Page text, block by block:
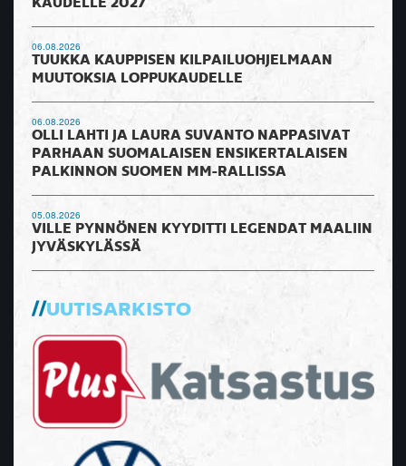
KAUDELLE 2027
06.08.2026
TUUKKA KAUPPISEN KILPAILUOHJELMAAN
MUUTOKSIA LOPPUKAUDELLE
06.08.2026
OLLI LAHTI JA LAURA SUVANTO NAPPASIVAT
PARHAAN SUOMALAISEN ENSIKERTALAISEN
PALKINNON SUOMEN MM-RALLISSA
05.08.2026
VILLE PYNNÖNEN KYYDITTI LEGENDAT MAALIIN
JYVÄSKYLÄSSÄ
UUTISARKISTO